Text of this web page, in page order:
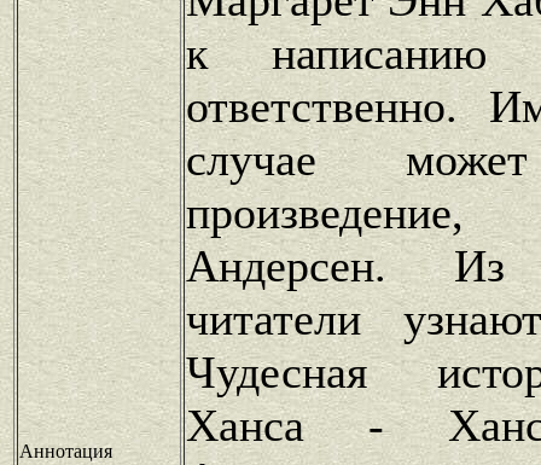
Аннотация
к написанию
ответственно.
случае
Андерсен.
читатели
Чудесная
Ханса -